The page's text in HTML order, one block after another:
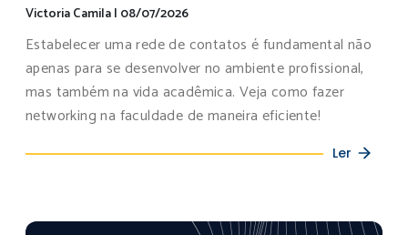
Victoria Camila| 08/07/2026
Estabelecer uma rede de contatos é fundamental não
apenas para se desenvolver no ambiente profissional,
mas também na vida acadêmica. Veja como fazer
networking na faculdade de maneira eficiente!
Ler